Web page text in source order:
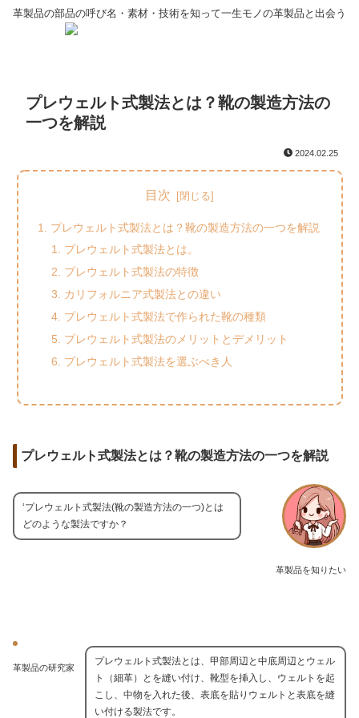
革製品の部品の呼び名・素材・技術を知って一生モノの革製品と出会う
プレウェルト式製法とは？靴の製造方法の
一つを解説
2024.02.25
目次
プレウェルト式製法とは？靴の製造方法の一つを解説
プレウェルト式製法とは。
プレウェルト式製法の特徴
カリフォルニア式製法との違い
プレウェルト式製法で作られた靴の種類
プレウェルト式製法のメリットとデメリット
プレウェルト式製法を選ぶべき人
プレウェルト式製法とは？靴の製造方法の一つを解説
革製品を知りたい
‘プレウェルト式製法(靴の製造方法の一つ)とは
どのような製法ですか？
革製品の研究家
プレウェルト式製法とは、甲部周辺と中底周辺とウェル
ト（細革）とを縫い付け、靴型を挿入し、ウェルトを起
こし、中物を入れた後、表底を貼りウェルトと表底を縫
い付ける製法です。